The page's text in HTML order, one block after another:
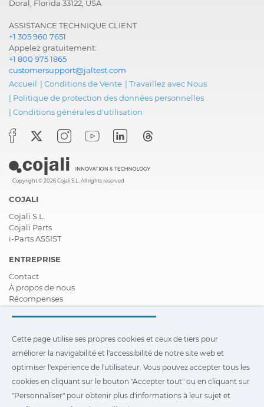
Doral, Florida 33122, USA
ASSISTANCE TECHNIQUE CLIENT
+1 305 960 7651
Appelez gratuitement:
+1 800 975 1865
customersupport@jaltest.com
Accueil | Conditions de Vente | Travaillez avec Nous
| Politique de protection des données personnelles
| Conditions générales d'utilisation
Copyright © 2026 Cojali S.L. All rights reserved
COJALI
Cojali S.L.
Cojali Parts
i-Parts ASSIST
ENTREPRISE
Contact
À propos de nous
Récompenses
Certifications
Nouveautés
Vidéos
FAQ - Foire Aux Questions
Cette page utilise ses propres cookies et ceux de tiers pour
améliorer la navigabilité et l'accessibilité de notre site Web et
Cette page utilise ses propres cookies et ceux de tiers pour
améliorer la navigabilité et l'accessibilité de notre site web et
optimiser l'expérience de l'utilisateur. Vous pouvez accepter tous les
cookies en cliquant sur le bouton "Accepter tout" ou en cliquant sur
"Personnaliser" pour obtenir plus d'informations à leur sujet et